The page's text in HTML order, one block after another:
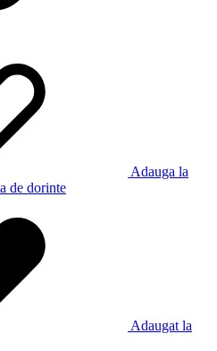
Adauga la
de dorinte
Adaugat la